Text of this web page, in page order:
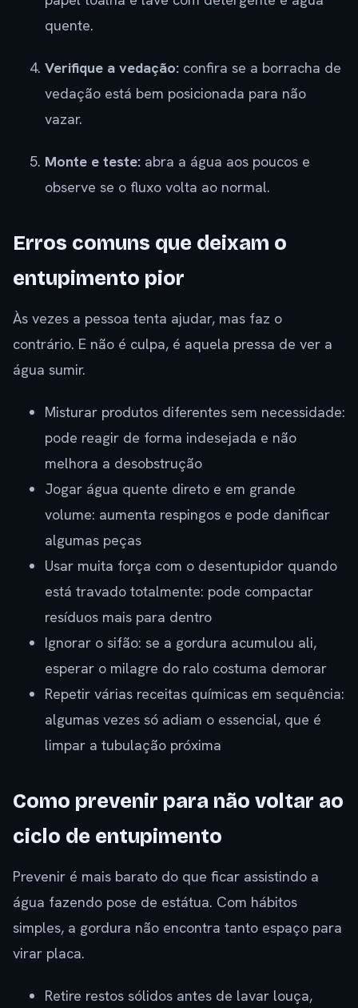
quente.
Verifique a vedação: confira se a borracha de
vedação está bem posicionada para não
vazar.
Monte e teste: abra a água aos poucos e
observe se o fluxo volta ao normal.
Erros comuns que deixam o
entupimento pior
Às vezes a pessoa tenta ajudar, mas faz o
contrário. E não é culpa, é aquela pressa de ver a
água sumir.
Misturar produtos diferentes sem necessidade:
pode reagir de forma indesejada e não
melhora a desobstrução
Jogar água quente direto e em grande
volume: aumenta respingos e pode danificar
algumas peças
Usar muita força com o desentupidor quando
está travado totalmente: pode compactar
resíduos mais para dentro
Ignorar o sifão: se a gordura acumulou ali,
esperar o milagre do ralo costuma demorar
Repetir várias receitas químicas em sequência:
algumas vezes só adiam o essencial, que é
limpar a tubulação próxima
Como prevenir para não voltar ao
ciclo de entupimento
Prevenir é mais barato do que ficar assistindo a
água fazendo pose de estátua. Com hábitos
simples, a gordura não encontra tanto espaço para
virar placa.
Retire restos sólidos antes de lavar louça,